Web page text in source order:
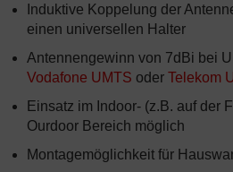
Induktive Koppelung der
einen universellen Halter
Antennengewinn von 7dBi bei
Vodafone UMTS oder Telekom
Einsatz im Indoor- (z.B. auf der
Ourdoor Bereich möglich
Montagemöglichkeit für